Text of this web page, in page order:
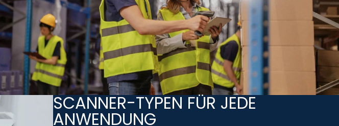
SCANNER-TYPEN FÜR JEDE
ANWENDUNG